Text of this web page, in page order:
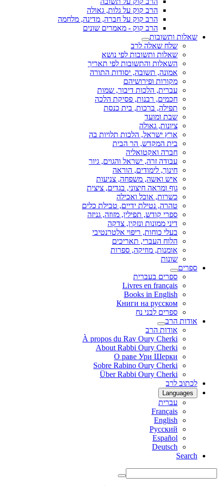
הרב קוק על גלות, גאולה
הרב קוק על חברה, מדינה, מלחמה
הרב קוק - מאמרים שונים
שאלות ותשובות
שלח שאלה לרב
שאלות ותשובות לפי נושא
השאלות והתשובות לפי תאריך
אמונה, תשובה, יסודות התורה
מקורות ופירושיהם
עברית, הלכות דיבור, שמות
חכמים, רבנות, פסיקת הלכה
תפילה, ברכות, בית כנסת
שבת ומועד
ציונות, גאולה
ארץ ישראל, הלכות תלויות בה
בית המקדש, הר הבית
חברה ואקטואליה
עבודה זרה, ישראל והגוים, גיור
חינוך, לימודים, הוראה
איש ואשה, משפחה, צניעות
גוף ומראה חיצוני, בגדים, ציצית
כשרות, אוכל ואכילה
טהרה, נטילת ידיים, טבילת כלים
ספרי קודש, תפילין, מזוזה, גניזה
דיני ממונות ונזקין, צדקה
בעלי כוחות, ריפוי אלטרנטיבי
הלוח העברי, תאריכים
אומנות, מוזיקה, ספרות
שונות
ספרים
ספרים בעברית
Livres en français
Books in English
Книги на русском
ספרים לבני נח
אודות הרב
אודות הרב
À propos du Rav Oury Cherki
About Rabbi Oury Cherki
О раве Ури Шерки
Sobre Rabino Oury Cherki
Über Rabbi Oury Cherki
לכתוב לרב
Languages
עברית
Français
English
Русский
Español
Deutsch
Search